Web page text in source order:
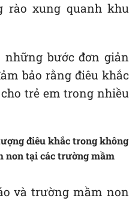
rào xung quanh khu
những bước đơn giản
bảo rằng điêu khắc
trẻ em trong nhiều
điêu khắc trong không
non tại các trường mầm
và trường mầm non